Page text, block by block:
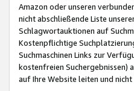
Amazon oder unseren
nicht abschließende Liste
Schlagwortauktionen auf
Kostenpflichtige
Suchmaschinen Links zur
kostenfreien Suchergebnissen)
auf Ihre Website leiten und